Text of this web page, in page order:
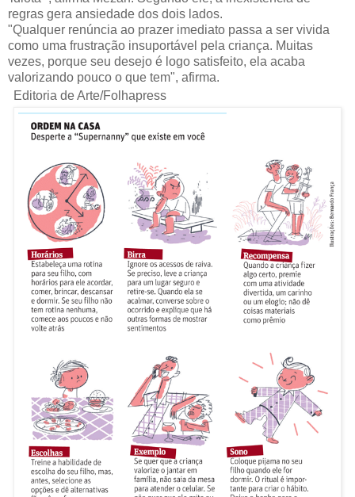
regras gera ansiedade dos dois lados.
"Qualquer renúncia ao prazer imediato passa a ser vivida
como uma frustração insuportável pela criança. Muitas
vezes, porque seu desejo é logo satisfeito, ela acaba
valorizando pouco o que tem", afirma.
Editoria de Arte/Folhapress